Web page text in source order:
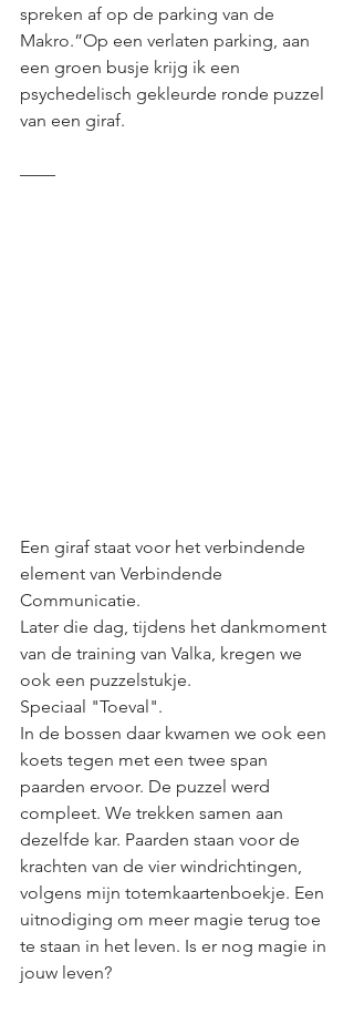
spreken af op de parking van de
Makro.”Op een verlaten parking, aan
een groen busje krijg ik een
psychedelisch gekleurde ronde puzzel
van een giraf.
——
Een giraf staat voor het verbindende
element van Verbindende
Communicatie.
Later die dag, tijdens het dankmoment
van de training van Valka, kregen we
ook een puzzelstukje.
Speciaal "Toeval".
In de bossen daar kwamen we ook een
koets tegen met een twee span
paarden ervoor. De puzzel werd
compleet. We trekken samen aan
dezelfde kar. Paarden staan voor de
krachten van de vier windrichtingen,
volgens mijn totemkaartenboekje. Een
uitnodiging om meer magie terug toe
te staan in het leven. Is er nog magie in
jouw leven?